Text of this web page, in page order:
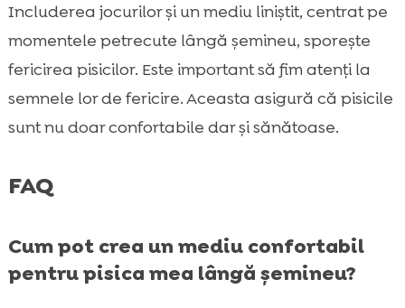
Includerea jocurilor și un mediu liniștit, centrat pe
momentele petrecute lângă șemineu, sporește
fericirea pisicilor. Este important să fim atenți la
semnele lor de fericire. Aceasta asigură că pisicile
sunt nu doar confortabile dar și sănătoase.
FAQ
Cum pot crea un mediu confortabil
pentru pisica mea lângă șemineu?